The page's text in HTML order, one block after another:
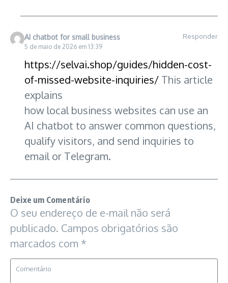
AI chatbot for small business
5 de maio de 2026 em 13:39
Responder
https://selvai.shop/guides/hidden-cost-
of-missed-website-inquiries/This article
explains
how local business websites can use an
AI chatbot to answer common questions,
qualify visitors, and send inquiries to
email or Telegram.
Deixe um Comentário
O seu endereço de e-mail não será
publicado. Campos obrigatórios são
marcados com *